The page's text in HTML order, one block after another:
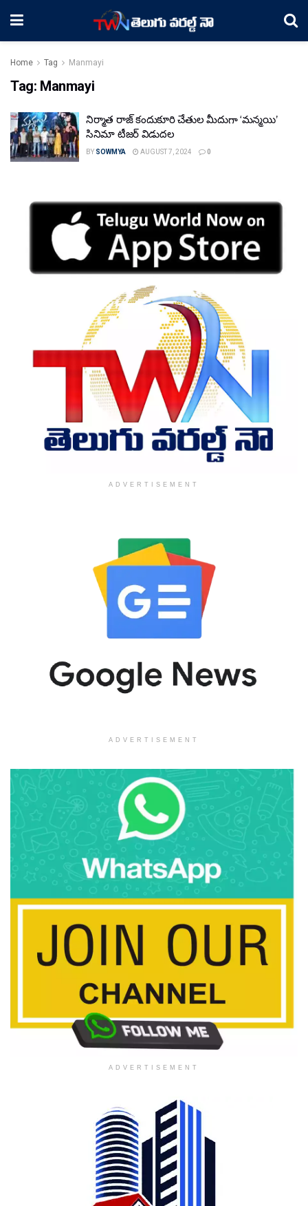
Home Tag Manmayi
Tag: Manmayi
నిర్మాత రాజ్ కందుకూరి చేతుల మీదుగా ‘మన్మయి’
సినిమా టీజర్ విడుదల
BY SOWMYA AUGUST 7, 2024 0
ADVERTISEMENT
ADVERTISEMENT
ADVERTISEMENT